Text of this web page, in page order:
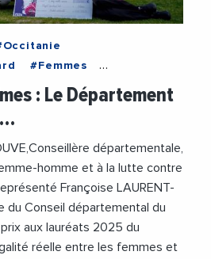
#Femmes
: Le Département
départementale,
homme et à la lutte contre
Françoise LAURENT-
du Conseil départemental du
aux lauréats 2025 du
réelle entre les femmes et